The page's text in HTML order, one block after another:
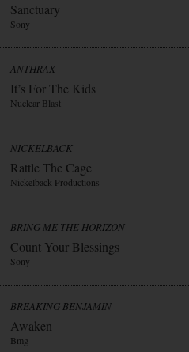
Sanctuary
Sony
ANTHRAX
It’s For The Kids
Nuclear Blast
NICKELBACK
Rattle The Cage
Nickelback Productions
BRING ME THE HORIZON
Count Your Blessings
Sony
BREAKING BENJAMIN
Awaken
Bmg